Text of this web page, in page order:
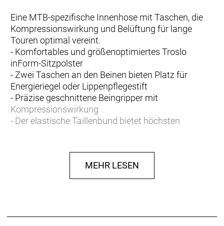
Eine MTB-spezifische Innenhose mit Taschen, die
Kompressionswirkung und Belüftung für lange
Touren optimal vereint.
- Komfortables und größenoptimiertes Troslo
inForm-Sitzpolster
- Zwei Taschen an den Beinen bieten Platz für
Energieriegel oder Lippenpflegestift
- Präzise geschnittene Beingripper mit
Kompressionswirkung
- Der elastische Taillenbund bietet höchsten
- Eng anliegender Schnitt mit aerodynamischer
Passform für verbesserte Performance
- Eng anliegender Schnitt mit aerodynamischer
MEHR LESEN